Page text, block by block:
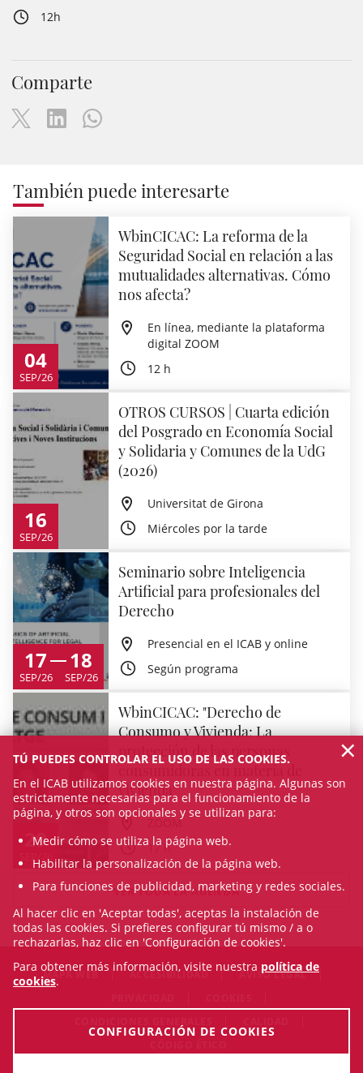
12h
Comparte
También puede interesarte
04
SEP/26
WbinCICAC: La reforma de la
Seguridad Social en relación a las
mutualidades alternativas. Cómo
nos afecta?
En línea, mediante la plataforma
digital ZOOM
12 h
16
SEP/26
OTROS CURSOS | Cuarta edición
del Posgrado en Economía Social
y Solidaria y Comunes de la UdG
(2026)
Universitat de Girona
Miércoles por la tarde
17
SEP/26
18
SEP/26
Seminario sobre Inteligencia
Artificial para profesionales del
Derecho
Presencial en el ICAB y online
Según programa
29
SEP/26
WbinCICAC: "Derecho de
Consumo y Vivienda: La
protección de las personas
vivienda"
ZOOM
17 h
VER TODA LA AGENDA
MAPA WEB ACCESIBILIDAD
AVISO LEGAL
TÚ PUEDES CONTROLAR EL USO DE LAS COOKIES.
En el ICAB utilizamos cookies en nuestra página. Algunas son
estrictamente necesarias para el funcionamiento de la
página, y otros son opcionales y se utilizan para:
Medir cómo se utiliza la página web.
Habilitar la personalización de la página web.
Para funciones de publicidad, marketing y redes sociales.
Al hacer clic en 'Aceptar todas', aceptas la instalación de
todas las cookies. Si prefieres configurar tú mismo / a o
rechazarlas, haz clic en 'Configuración de cookies'.
Para obtener más información, visite nuestra política de
cookies.
CONFIGURACIÓN DE COOKIES
×